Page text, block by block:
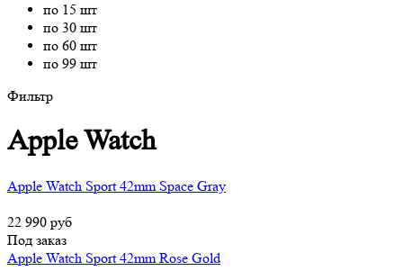
по 15 шт
по 30 шт
по 60 шт
по 99 шт
Фильтр
Apple Watch
Apple Watch Sport 42mm Space Gray
22 990 руб
Под заказ
Apple Watch Sport 42mm Rose Gold